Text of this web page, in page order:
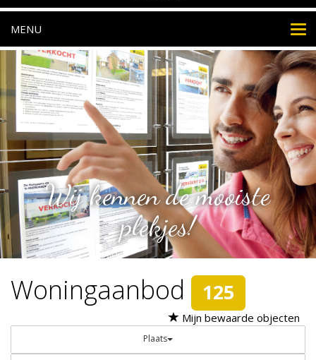
MENU
Wij kennen de mooiste
plekjes!
Woningaanbod 125
Mijn bewaarde objecten
Plaats